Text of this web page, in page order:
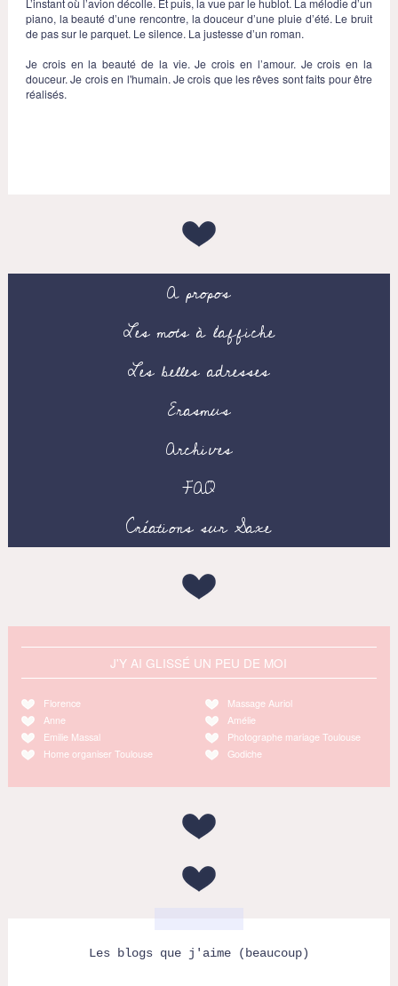
piano, la beauté d’une rencontre, la douceur d’une pluie d’été. Le bruit
de pas sur le parquet. Le silence. La justesse d’un roman.
Je crois en la beauté de la vie. Je crois en l’amour. Je crois en la
douceur. Je crois en l'humain. Je crois que les rêves sont faits pour être
réalisés.
A propos
Les mots à l’affiche
Les belles adresses
Erasmus
Archives
FAQ
Créations sur Saxe
J'Y AI GLISSÉ UN PEU DE MOI
Florence
Anne
Emilie Massal
Home organiser Toulouse
Massage Auriol
Amélie
Photographe mariage Toulouse
Godiche
Les blogs que j'aime (beaucoup)